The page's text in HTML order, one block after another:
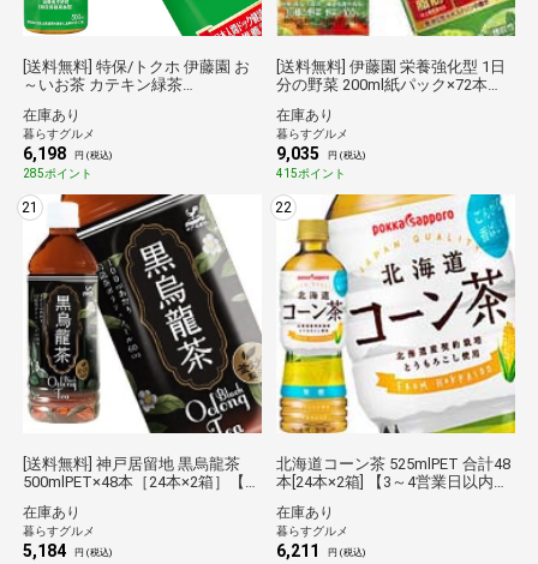
[送料無料] 特保/トクホ 伊藤園 お
～いお茶 カテキン緑茶
［賞味期限：2ヶ月以上］ 【3～4
営業日以内に出荷】お茶 緑茶 コ
レステロール 脂肪 カテキン カテ
キン緑茶 500ml [同梱不可] 倉庫C
在庫あり
暮らすグルメ
6,198 円 (税込)
285ポイント
[送料無料] 伊藤園 栄養強化型 1日
分の野菜 200ml紙パック×72本
に出荷】［賞味期限：4ヶ月以
上］ [同梱不可] 倉庫C
在庫あり
暮らすグルメ
9,035 円 (税込)
415ポイント
21
[送料無料] 神戸居留地 黒烏龍茶
500mlPET×48本［24本×2箱］【5
ロン茶 まとめ買い 脂 油 食事 中華
料理 中華 [同梱不可] [送料無料] 倉
庫C
在庫あり
暮らすグルメ
5,184 円 (税込)
22
北海道コーン茶 525mlPET 合計48
本[24本×2箱] 【3～4営業日以内に
上ポッカサッポロ倉庫C★
在庫あり
暮らすグルメ
6,211 円 (税込)